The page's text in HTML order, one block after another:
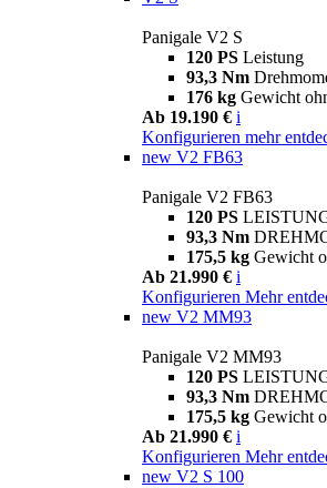
Panigale V2 S
120 PS Leistung
93,3 Nm
176 kg Gewicht
Ab 19.190 € i
Konfigurieren mehr
new V2 FB63
Panigale V2 FB63
120 PS
93,3 Nm
175,5 kg Gewicht
Ab 21.990 € i
Konfigurieren Mehr
new V2 MM93
Panigale V2 MM93
120 PS
93,3 Nm
175,5 kg Gewicht
Ab 21.990 € i
Konfigurieren Mehr
new V2 S 100